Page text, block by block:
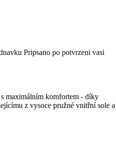
Pripsano po potvrzeni vasi
maximálním komfortem - díky
z vysoce pružné vnitřní sole a